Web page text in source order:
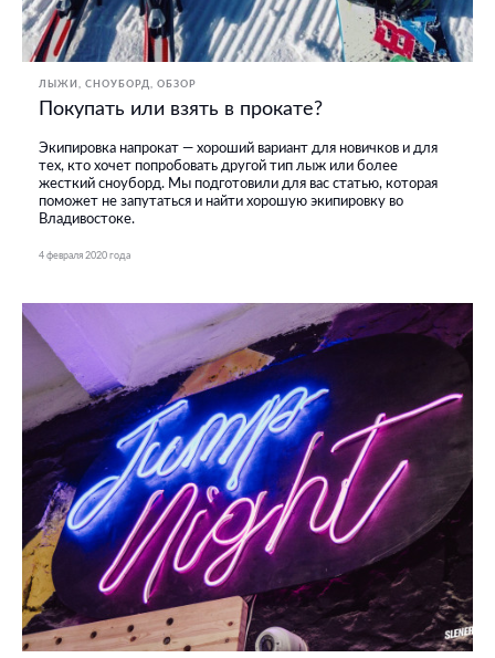
ЛЫЖИ, СНОУБОРД ОБЗОР
Покупать или взять в прокате?
Экипировка напрокат — хороший вариант для новичков и для
тех, кто хочет попробовать другой тип лыж или более
жесткий сноуборд. Мы подготовили для вас статью, которая
поможет не запутаться и найти хорошую экипировку во
Владивостоке.
4 февраля 2020 года